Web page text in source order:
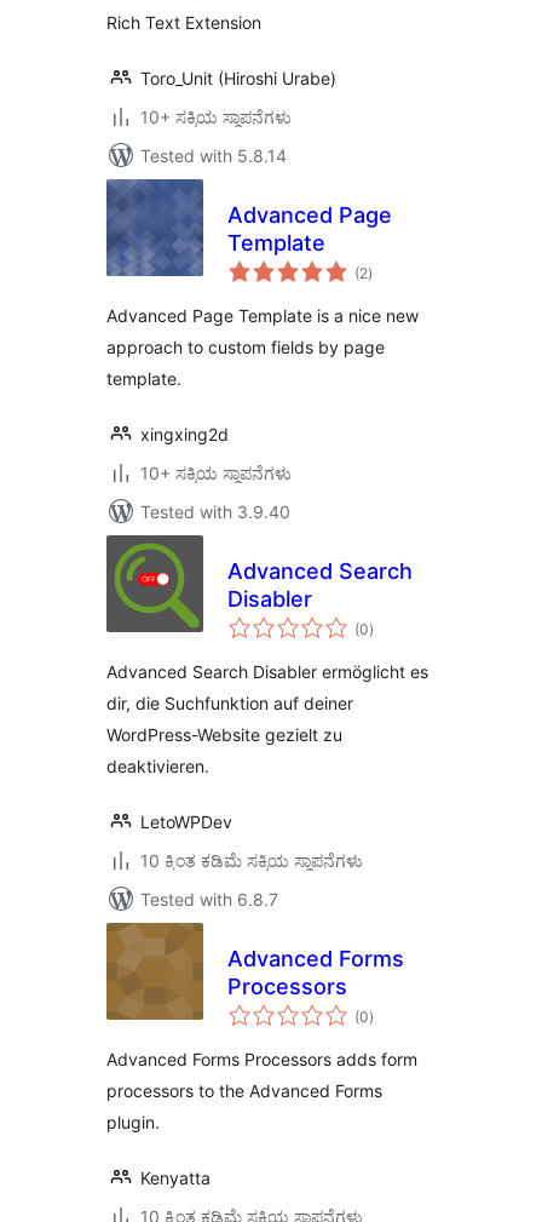
Rich Text Extension
Toro_Unit (Hiroshi Urabe)
10+ ಸಕ್ರಿಯ ಸ್ಥಾಪನೆಗಳು
Tested with 5.8.14
Advanced Page
Template
(2total
ratings
)
Advanced Page Template is a nice new
approach to custom fields by page
template.
xingxing2d
10+ ಸಕ್ರಿಯ ಸ್ಥಾಪನೆಗಳು
Tested with 3.9.40
Advanced Search
Disabler
(0total
ratings
)
Advanced Search Disabler ermöglicht es
dir, die Suchfunktion auf deiner
WordPress-Website gezielt zu
deaktivieren.
LetoWPDev
10 ಕ್ಕಿಂತ ಕಡಿಮೆ ಸಕ್ರಿಯ ಸ್ಥಾಪನೆಗಳು
Tested with 6.8.7
Advanced Forms
Processors
(0total
ratings
)
Advanced Forms Processors adds form
processors to the Advanced Forms
plugin.
Kenyatta
10 ಕ್ಕಿಂತ ಕಡಿಮೆ ಸಕ್ರಿಯ ಸ್ಥಾಪನೆಗಳು